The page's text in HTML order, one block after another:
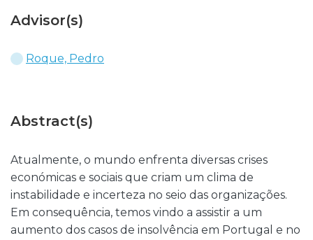
Advisor(s)
Roque, Pedro
Abstract(s)
Atualmente, o mundo enfrenta diversas crises
económicas e sociais que criam um clima de
instabilidade e incerteza no seio das organizações.
Em consequência, temos vindo a assistir a um
aumento dos casos de insolvência em Portugal e no